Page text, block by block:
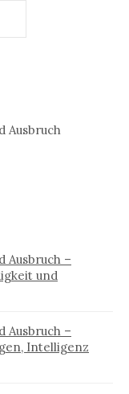
Ausbruch
Ausbruch –
und
Ausbruch –
Intelligenz